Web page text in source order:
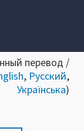
перевод /
, Русский,
Українська)